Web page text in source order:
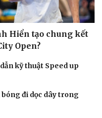
Hiển tạo chung kết
Open?
kỹ thuật Speed up
bóng đi dọc dây trong